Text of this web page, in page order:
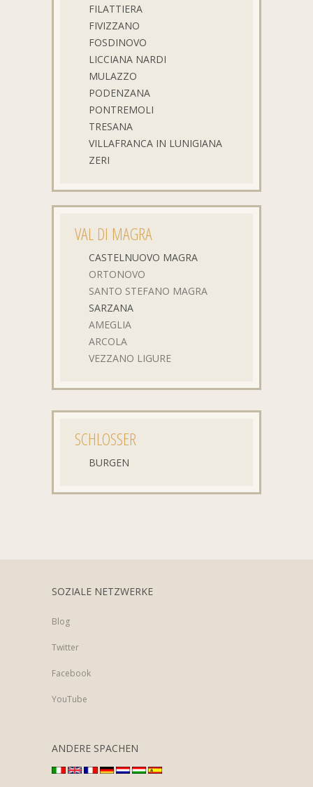
FILATTIERA
FIVIZZANO
FOSDINOVO
LICCIANA NARDI
MULAZZO
PODENZANA
PONTREMOLI
TRESANA
VILLAFRANCA IN LUNIGIANA
ZERI
VAL DI MAGRA
CASTELNUOVO MAGRA
ORTONOVO
SANTO STEFANO MAGRA
SARZANA
AMEGLIA
ARCOLA
VEZZANO LIGURE
SCHLOSSER
BURGEN
SOZIALE NETZWERKE
Blog
Twitter
Facebook
YouTube
ANDERE SPACHEN